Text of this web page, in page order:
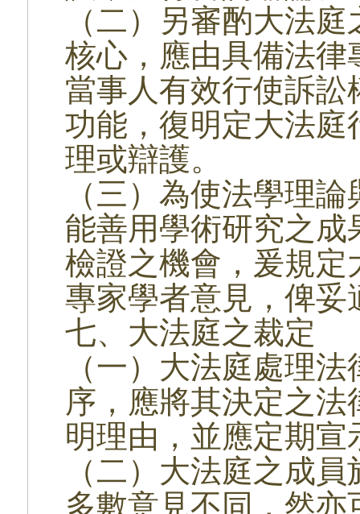
（二）另審酌大法
核心，應由具備法
當事人有效行使訴
功能，復明定大法
理或辯護。
（三）為使法學理
能善用學術研究之
檢證之機會，爰規
專家學者意見，俾
七、大法庭之裁定
（一）大法庭處理
序，應將其決定之
明理由，並應定期宣
（二）大法庭之成
多數意見不同，然